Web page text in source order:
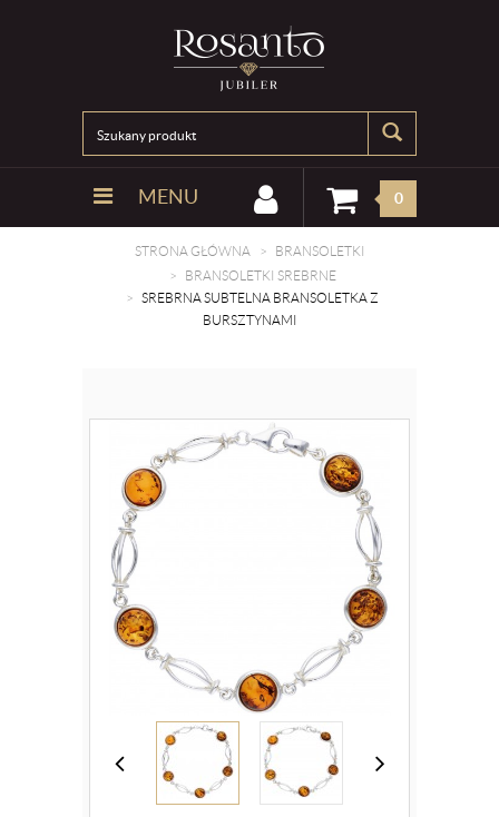
MENU 0
STRONA GŁÓWNA
BRANSOLETKI
BRANSOLETKI SREBRNE
SREBRNA SUBTELNA BRANSOLETKA Z
BURSZTYNAMI